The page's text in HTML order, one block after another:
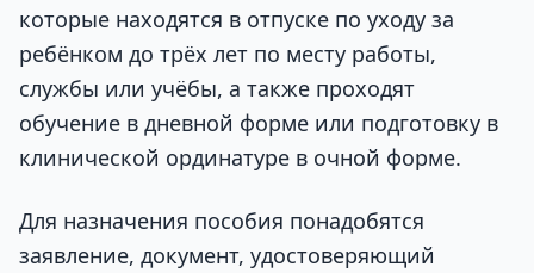
которые находятся в отпуске по уходу за
ребёнком до трёх лет по месту работы,
службы или учёбы, а также проходят
обучение в дневной форме или подготовку в
клинической ординатуре в очной форме.
Для назначения пособия понадобятся
заявление, документ, удостоверяющий